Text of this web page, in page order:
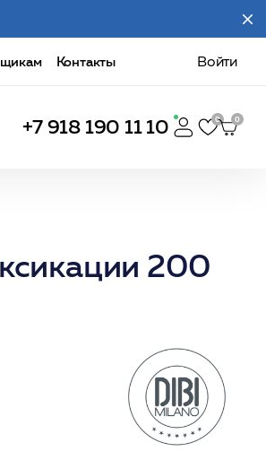
Контакты Войти
+7 918 190 11 10
200